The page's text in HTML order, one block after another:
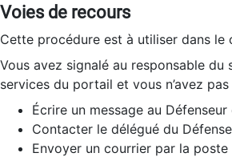
Voies de recours
Cette procédure est à utiliser dans le
Vous avez signalé au responsable du
services du portail et vous n’avez
Écrire un message au
Contacter le délégué du
Envoyer un courrier par la